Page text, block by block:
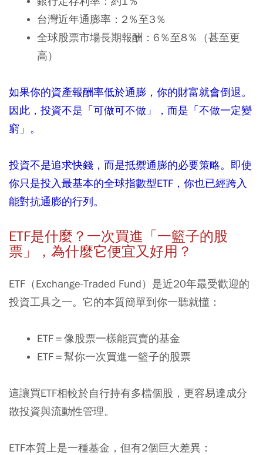
台灣近年通膨率：2％至3％
全球股票市場長期報酬：6％至8％（甚至更
高）
如果你的資產報酬率低於通膨，你的財富就會倒退。
因此，投資不是「可做可不做」，而是「不做一定變
窮」。
投資不是追求快錢，而是抵禦通膨的必要策略。即使
你只是投入最基本的全球指數型ETF ，你也已經跨入
能對抗通膨的行列。
ETF是什麼？一次買進「一籃子的股
票」，為什麼它便宜又好用？
ETF（Exchange-Traded Fund）是近20年最受歡迎的
投資工具之一。它的本質簡單到你一聽就懂：
ETF＝像股票一樣能買賣的基金
ETF＝幫你一次買進一籃子的股票
這讓買ETF相較於自行持有多檔個股，更容易達成分
散投資與流動性管理。
ETF本質上是一種基金，但有2個巨大差異：